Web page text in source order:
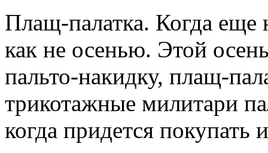
Плащ-палатка. Когда еще
как не осенью. Этой
пальто-накидку, плащ-
трикотажные милитари
когда придется покупать